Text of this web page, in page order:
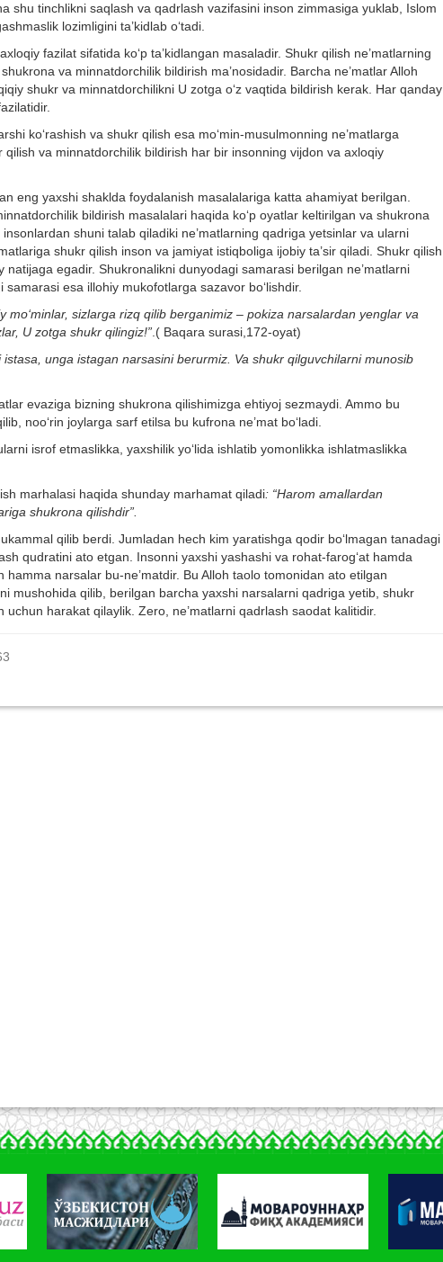
shu tinchlikni saqlash va qadrlash vazifasini inson zimmasiga yuklab, Islom
lozimligini ta’kidlab o‘tadi.
fazilat sifatida ko‘p ta’kidlangan masaladir. Shukr qilish ne’matlarning
va minnatdorchilik bildirish ma’nosidadir. Barcha ne’matlar Alloh
shukr va minnatdorchilikni U zotga o‘z vaqtida bildirish kerak. Har qanday
ko‘rashish va shukr qilish esa mo‘min-musulmonning ne’matlarga
va minnatdorchilik bildirish har bir insonning vijdon va axloqiy
eng yaxshi shaklda foydalanish masalalariga katta ahamiyat berilgan.
bildirish masalalari haqida ko‘p oyatlar keltirilgan va shukrona
shuni talab qiladiki ne’matlarning qadriga yetsinlar va ularni
shukr qilish inson va jamiyat istiqboliga ijobiy ta’sir qiladi. Shukr qilish
egadir. Shukronalikni dunyodagi samarasi berilgan ne’matlarni
esa illohiy mukofotlarga sazavor bo‘lishdir.
mo‘minlar, sizlarga rizq qilib berganimiz – pokiza narsalardan yenglar va
U zotga shukr qilingiz!” .( Baqara surasi,172-oyat)
istasa, unga istagan narsasini berurmiz. Va shukr qilguvchilarni munosib
evaziga bizning shukrona qilishimizga ehtiyoj sezmaydi. Ammo bu
noo‘rin joylarga sarf etilsa bu kufrona ne’mat bo‘ladi.
isrof etmaslikka, yaxshilik yo‘lida ishlatib yomonlikka ishlatmaslikka
marhalasi haqida shunday marhamat qiladi: “Harom amallardan
shukrona qilishdir”.
qilib berdi. Jumladan hech kim yaratishga qodir bo‘lmagan tanadagi
qudratini ato etgan. Insonni yaxshi yashashi va rohat-farog‘at hamda
narsalar bu-ne’matdir. Bu Alloh taolo tomonidan ato etilgan
mushohida qilib, berilgan barcha yaxshi narsalarni qadriga yetib, shukr
uchun harakat qilaylik. Zero, ne’matlarni qadrlash saodat kalitidir.